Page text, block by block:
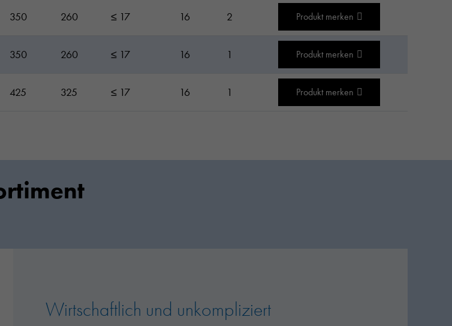
350 260 ≤ 17 16 2 Produkt merken
350 260 ≤ 17 16 1 Produkt merken
425 325 ≤ 17 16 1 Produkt merken
Wirtschaftlich und unkompliziert